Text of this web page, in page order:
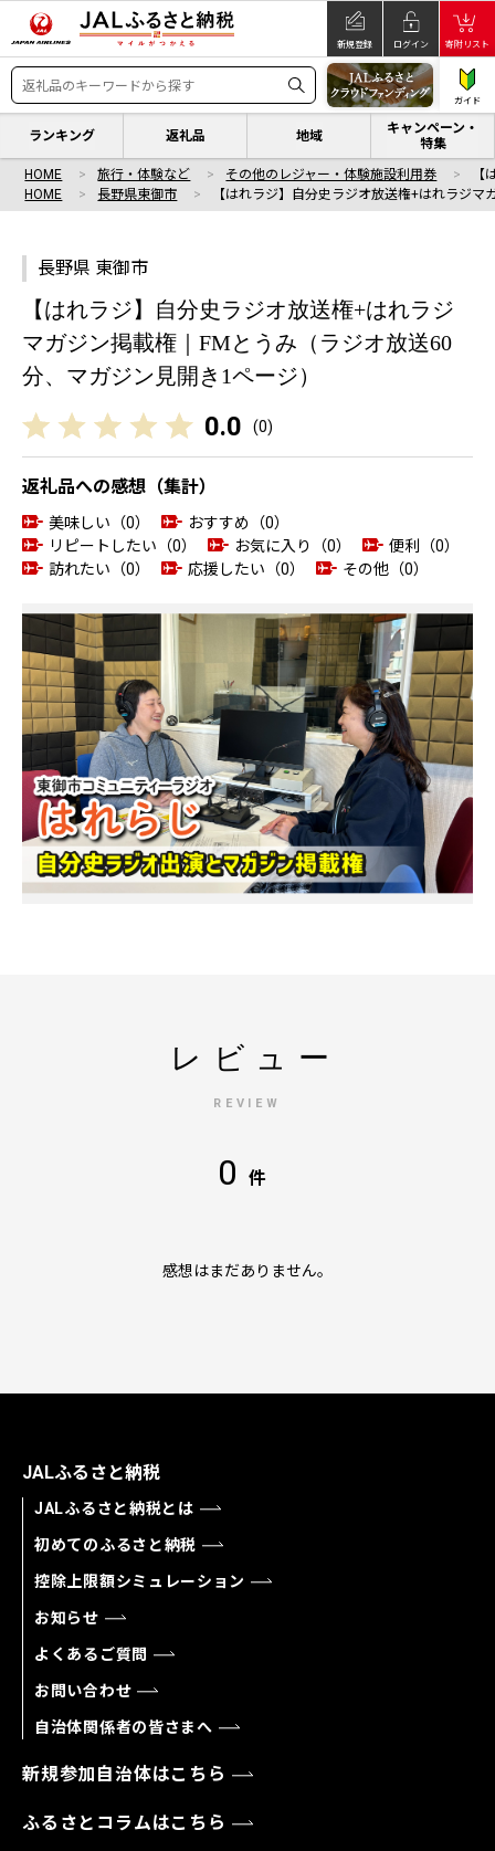
新規登録 ログイン 寄附リスト
ガイド
ランキング 返礼品 地域
キャンペーン・
特集
HOME 旅行・体験など その他のレジャー・体験施設利用券
HOME
長野県東御市 【はれラジ】自分史ラジオ放送権+はれラジマ
長野県 東御市
【はれラジ】自分史ラジオ放送権+はれラジ
マガジン掲載権｜FMとうみ（ラジオ放送60
分、マガジン見開き1ページ）
0.0 (0)
返礼品への感想（集計）
美味しい（0）
おすすめ（0）
リピートしたい（0）
お気に入り（0）
便利（0）
訪れたい（0）
応援したい（0） その他（0）
レビュー
REVIEW
0 件
感想はまだありません。
JALふるさと納税
JALふるさと納税とは
初めてのふるさと納税
控除上限額シミュレーション
お知らせ
よくあるご質問
お問い合わせ
自治体関係者の皆さまへ
新規参加自治体はこちら
ふるさとコラムはこちら